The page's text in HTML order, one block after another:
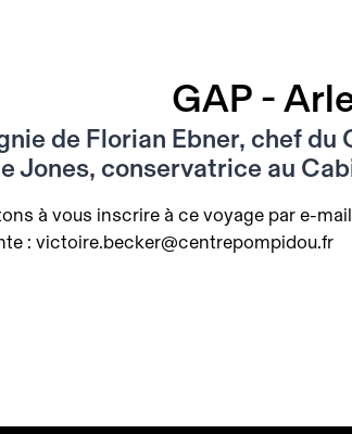
GAP -
de Florian Ebner, chef
Jones, conservatrice au
à vous inscrire à ce voyage par e-
: victoire.becker@centrepompidou.fr